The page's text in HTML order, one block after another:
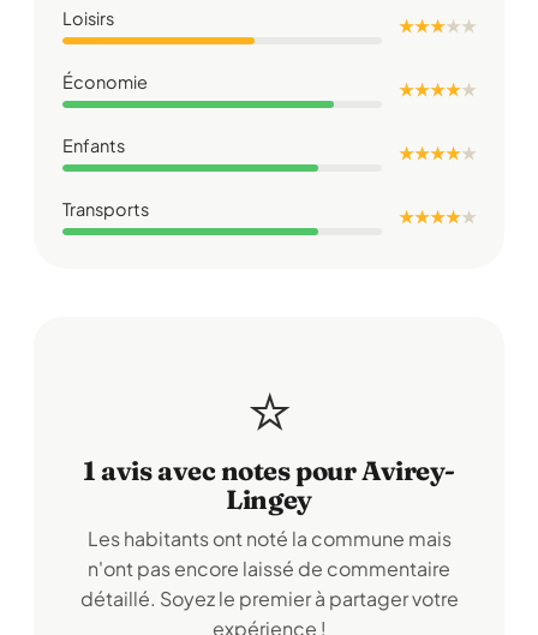
Loisirs ★ ★ ★★★
Économie ★ ★ ★ ★★
Enfants ★ ★ ★ ★★
Transports ★ ★ ★ ★★
⭐
1 avis avec notes pour Avirey-
Lingey
Les habitants ont noté la commune mais
n'ont pas encore laissé de commentaire
détaillé. Soyez le premier à partager votre
expérience !